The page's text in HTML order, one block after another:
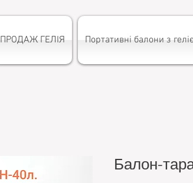
Портативні балони з
ПРОДАЖ ГЕЛІЯ
Балон-